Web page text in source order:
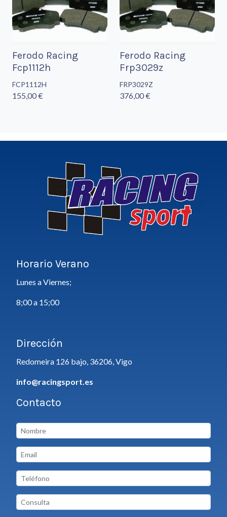
Ferodo Racing
Fcp1112h
FCP1112H
155,00 €
Ferodo Racing
Frp3029z
FRP3029Z
376,00 €
Horario Verano
Lunes a Viernes;
8;00 a 15;00
Dirección
Redomeira 126 bajo, 36206, Vigo
info@racingsport.es
Contacto